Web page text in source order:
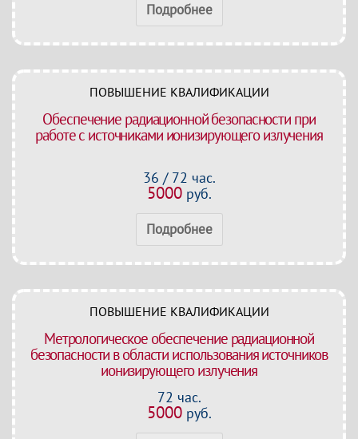
Подробнее
ПОВЫШЕНИЕ КВАЛИФИКАЦИИ
Обеспечение радиационной безопасности при
работе с источниками ионизирующего излучения
36 / 72 час.
5000руб.
Подробнее
ПОВЫШЕНИЕ КВАЛИФИКАЦИИ
Метрологическое обеспечение радиационной
безопасности в области использования источников
ионизирующего излучения
72 час.
5000руб.